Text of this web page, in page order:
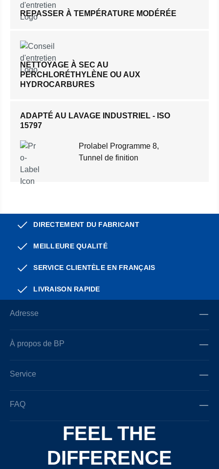
REPASSER À TEMPÉRATURE MODÉRÉE
NETTOYAGE À SEC AU
PERCHLORÉTHYLÈNE OU AUX
HYDROCARBURES
ADAPTÉ AU LAVAGE INDUSTRIEL - ISO
15797
Prolabel Programme 8,
Tunnel de finition
DIRECTEMENT DU FABRICANT
MEILLEURE QUALITÉ
SERVICE CLIENTÈLE EN FRANÇAIS
LIVRAISON RAPIDE
Adresse
À propos de BP
Service
FAQ
FEEL THE
DIFFERENCE